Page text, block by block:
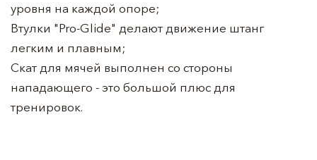
уровня на каждой опоре;
Втулки "Pro-Glide" делают движение штанг
легким и плавным;
Скат для мячей выполнен со стороны
нападающего - это большой плюс для
тренировок.